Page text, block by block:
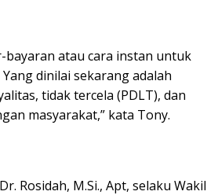
bayaran atau cara instan untuk
dinilai sekarang adalah
tidak tercela (PDLT), dan
masyarakat,” kata Tony.
Rosidah, M.Si., Apt, selaku Wakil